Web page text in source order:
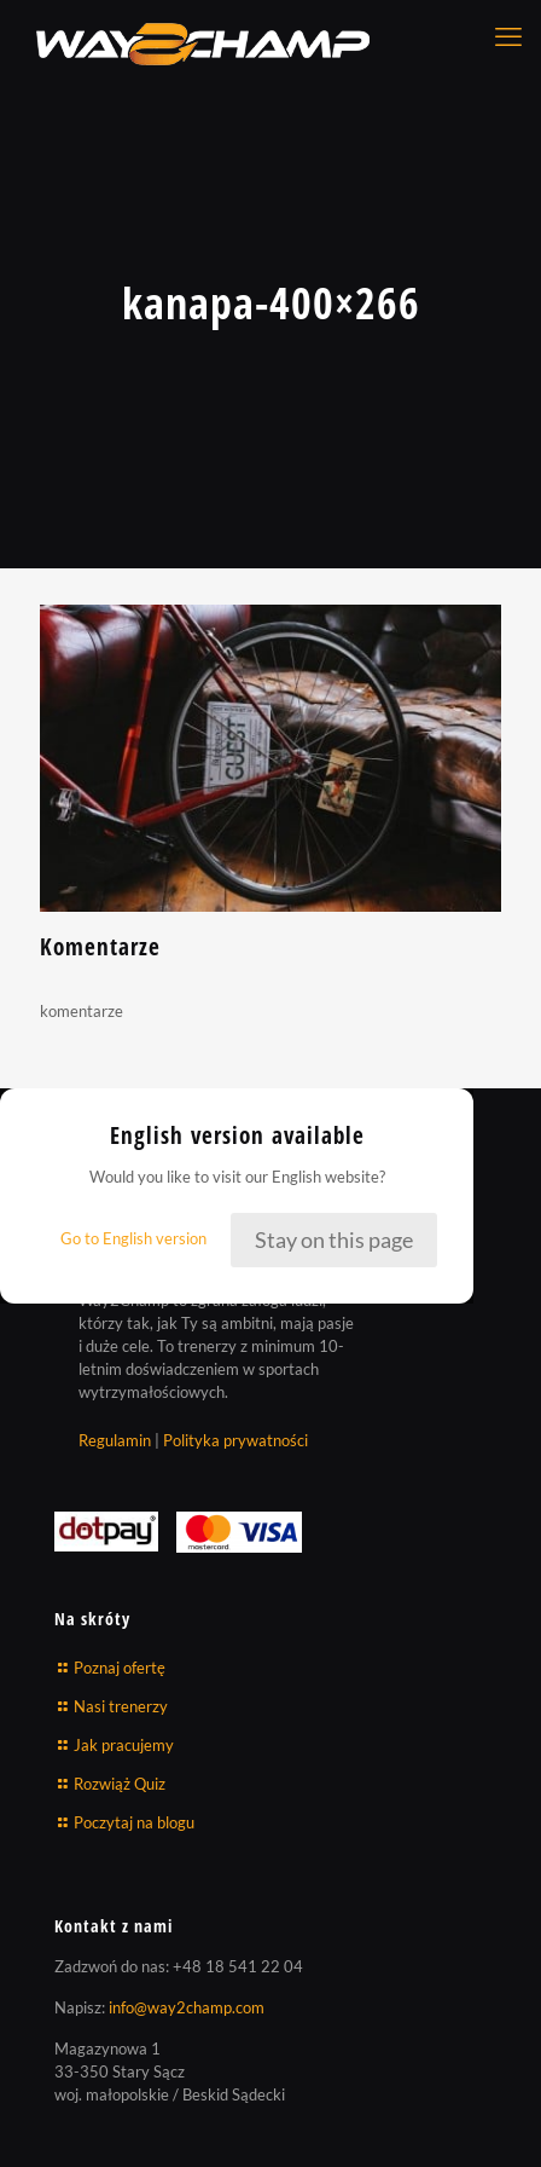
kanapa-400×266
Komentarze
komentarze
Way2Champ to zgrana załoga ludzi,
którzy tak, jak Ty są ambitni, mają pasje
i duże cele. To trenerzy z minimum 10-
letnim doświadczeniem w sportach
wytrzymałościowych.
Regulamin Polityka prywatności
Na skróty
Poznaj ofertę
Nasi trenerzy
Jak pracujemy
Rozwiąż Quiz
Poczytaj na blogu
Kontakt z nami
Zadzwoń do nas:+48 18 541 22 04
Napisz: info@way2champ.com
Magazynowa 1
33-350 Stary Sącz
woj. małopolskie / Beskid Sądecki
English version available
Would you like to visit our English website?
Go to English version Stay on this page